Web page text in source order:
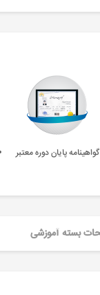
گواهینامه پایان دوره معتبر
بسته آموزشی